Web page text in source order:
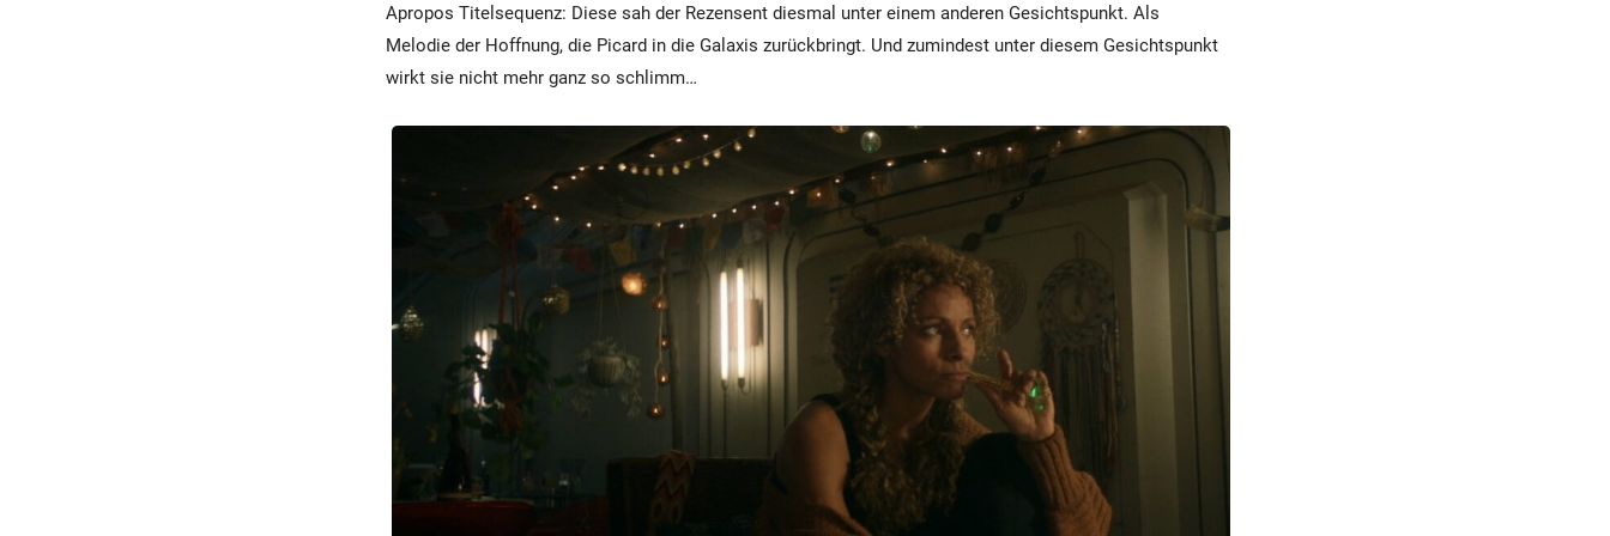
Apropos Titelsequenz: Diese sah der Rezensent diesmal unter einem anderen Gesichtspunkt. Als
Melodie der Hoffnung, die Picard in die Galaxis zurückbringt. Und zumindest unter diesem Gesichtspunkt
wirkt sie nicht mehr ganz so schlimm…